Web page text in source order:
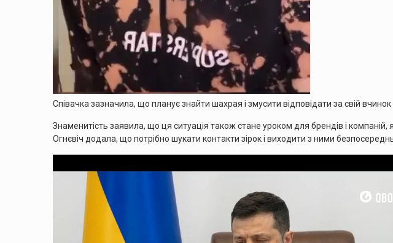
Співачка зазначила, що планує знайти шахрая і змусити відповідати за свій вчинок
Знаменитість заявила, що ця ситуація також стане уроком для брендів і компаній,
Огнєвіч додала, що потрібно шукати контакти зірок і виходити з ними